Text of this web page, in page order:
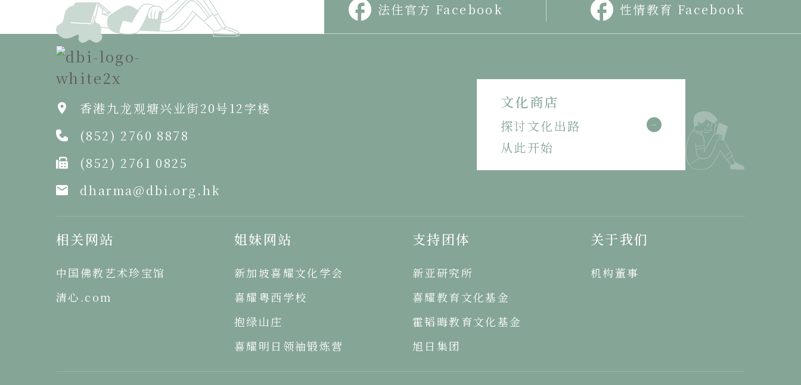
法住官方 Facebook 性情教育 Facebook
香港九龙观塘兴业街20号12字楼
(852) 2760 8878
(852) 2761 0825
dharma@dbi.org.hk
文化商店
探讨文化出路
从此开始
相关网站
中国佛教艺术珍宝馆
清心.com
姐妹网站
新加坡喜耀文化学会
喜耀粤西学校
抱绿山庄
喜耀明日领袖锻炼营
支持团体
新亚研究所
喜耀教育文化基金
霍韬晦教育文化基金
旭日集团
关于我们
机构董事